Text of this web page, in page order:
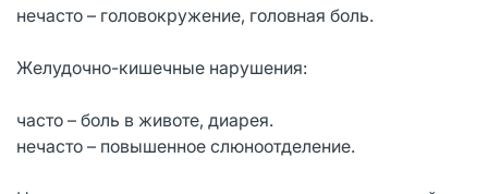
нечасто – головокружение, головная боль.
Желудочно-кишечные нарушения:
часто – боль в животе, диарея.
нечасто – повышенное слюноотделение.